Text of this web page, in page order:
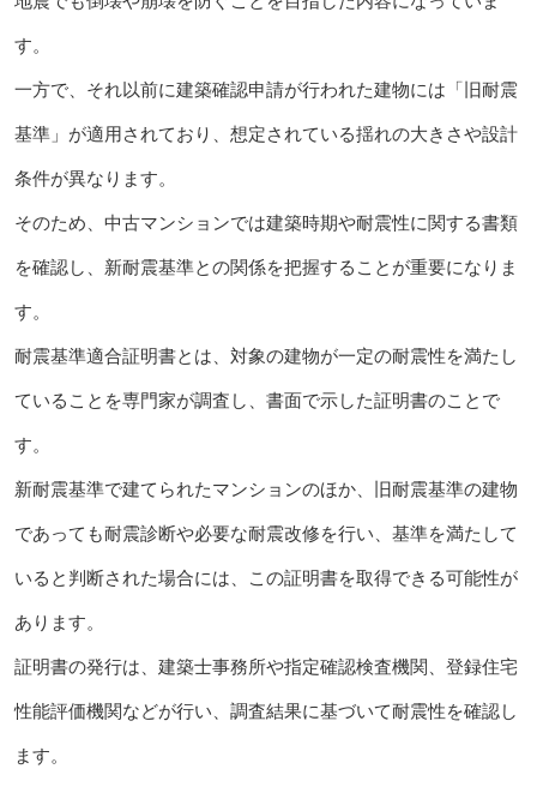
す。
一方で、それ以前に建築確認申請が行われた建物には「旧耐震
基準」が適用されており、想定されている揺れの大きさや設計
条件が異なります。
そのため、中古マンションでは建築時期や耐震性に関する書類
を確認し、新耐震基準との関係を把握することが重要になりま
す。
耐震基準適合証明書とは、対象の建物が一定の耐震性を満たし
ていることを専門家が調査し、書面で示した証明書のことで
す。
新耐震基準で建てられたマンションのほか、旧耐震基準の建物
であっても耐震診断や必要な耐震改修を行い、基準を満たして
いると判断された場合には、この証明書を取得できる可能性が
あります。
証明書の発行は、建築士事務所や指定確認検査機関、登録住宅
性能評価機関などが行い、調査結果に基づいて耐震性を確認し
ます。